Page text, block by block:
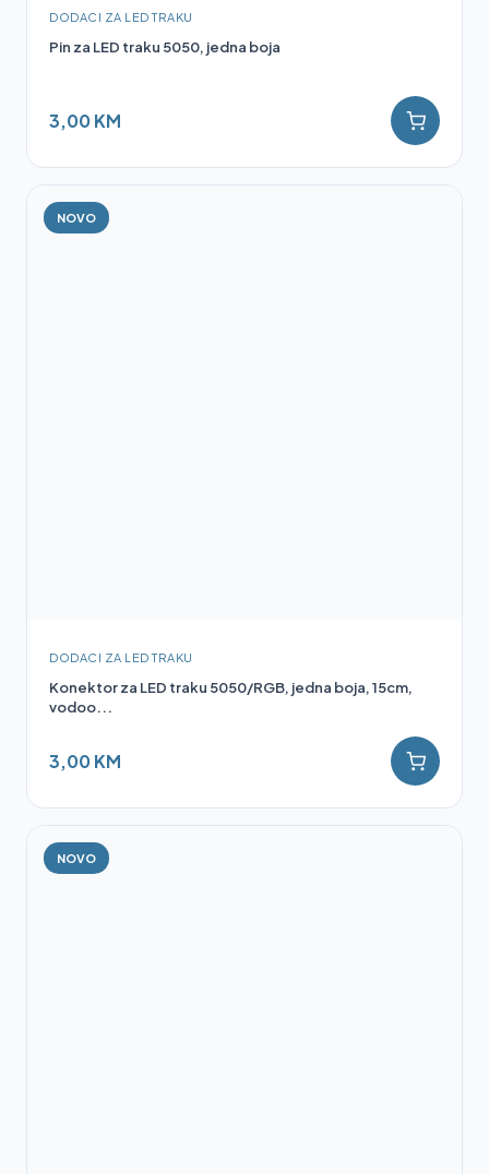
DODACI ZA LED TRAKU
Pin za LED traku 5050, jedna boja
3,00 KM
NOVO
DODACI ZA LED TRAKU
Konektor za LED traku 5050/RGB, jedna boja, 15cm,
vodoo...
3,00 KM
NOVO